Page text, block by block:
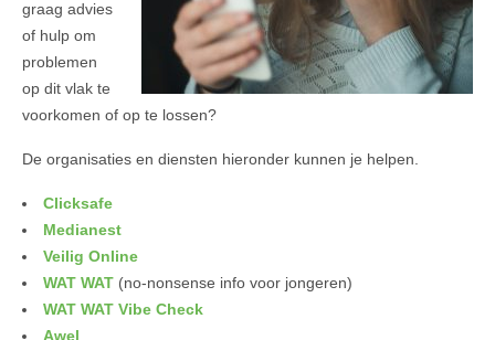
graag advies
of hulp om
problemen
op dit vlak te
voorkomen of op te lossen?
De organisaties en diensten hieronder kunnen je helpen.
Clicksafe
Medianest
Veilig Online
WAT WAT(no-nonsense info voor jongeren)
WAT WAT Vibe Check
Awel